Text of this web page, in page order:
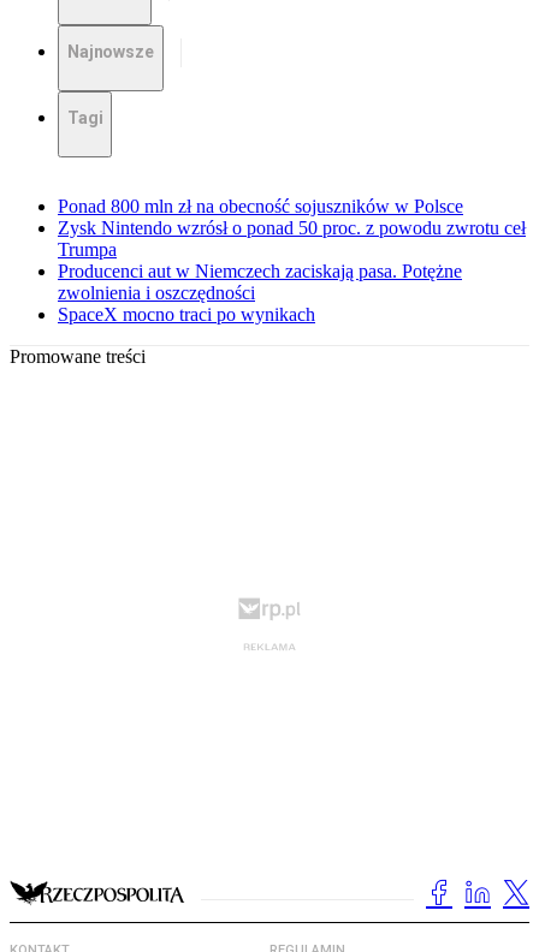
Najnowsze
Tagi
Ponad 800 mln zł na obecność sojuszników w Polsce
Zysk Nintendo wzrósł o ponad 50 proc. z powodu zwrotu ceł
Trumpa
Producenci aut w Niemczech zaciskają pasa. Potężne
zwolnienia i oszczędności
SpaceX mocno traci po wynikach
Promowane treści